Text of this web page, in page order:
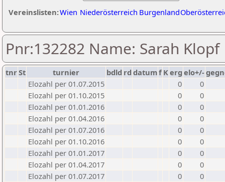
Vereinslisten:Wien Niederösterreich Burgenland
Pnr:132282 Name: Sarah Klopf
tnrSt turnier bdld rd datumf Kerg elo+/-
Elozahl per 01.07.2015
0
0
Elozahl per 01.10.2015
0
0
Elozahl per 01.01.2016
0
0
Elozahl per 01.04.2016
0
0
Elozahl per 01.07.2016
0
0
Elozahl per 01.10.2016
0
0
Elozahl per 01.01.2017
0
0
Elozahl per 01.04.2017
0
0
Elozahl per 01.07.2017
0
0